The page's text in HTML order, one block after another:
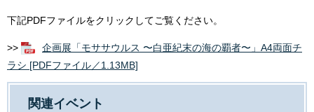
下記PDFファイルをクリックしてご覧ください。
>>
企画展「モササウルス 〜白亜紀末の海の覇者〜」A4両面チ
ラシ [PDFファイル／1.13MB]
関連イベント